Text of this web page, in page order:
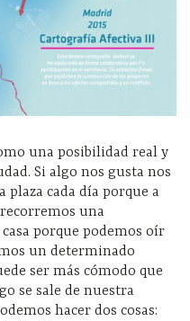
una posibilidad real y
Si algo nos gusta nos
plaza cada día porque a
una
porque podemos oír
un determinado
ser más cómodo que
se sale de nuestra
hacer dos cosas: